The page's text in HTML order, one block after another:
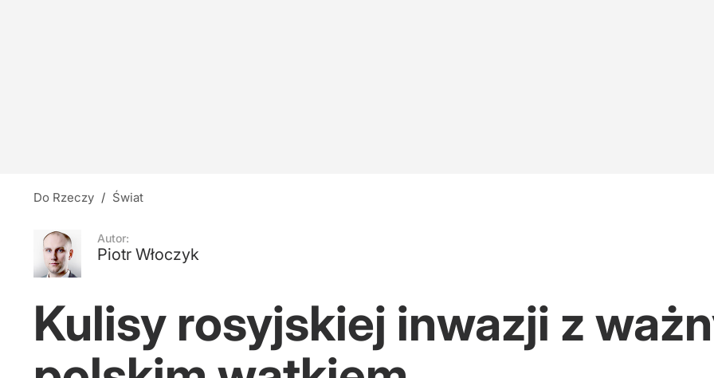
Do Rzeczy / Świat
Autor:
Piotr Włoczyk
Kulisy rosyjskiej inwazji z